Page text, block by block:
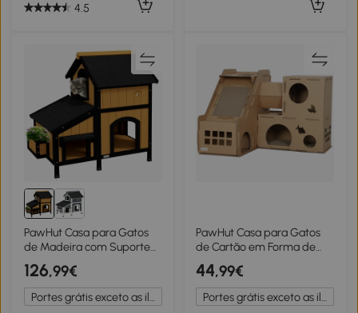
4.5
PawHut Casa para Gatos
de Madeira com Suporte
para Flores de 2 Níveis e
Teto Asfáltico 96x65x85,5
cm Madeira e Preto
126,99€
PawHut Casa para Gatos
de Cartão em Forma de
Castelo com 2 Níveis 3
Zonas de Arranhar Túnel e
Rampa 78x66x57 cm
Castanho
44,99€